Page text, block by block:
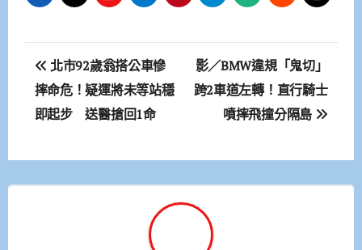
文
章
導
覽
北市92歲翁搭公車慘
摔命危！疑運將未等站穩
即起步 送醫搶回1命
影／BMW違規「鬼切」
跨2車道左轉！直行騎士
噴摔飛撞分隔島